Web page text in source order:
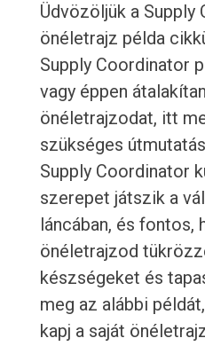
Üdvözöljük a Supply
önéletrajz példa
Supply Coordinator
vagy éppen
önéletrajzodat, itt
szükséges
Supply Coordinator
szerepet játszik a
láncában, és fontos,
önéletrajzod
készségeket és
meg az alábbi
kapj a saját